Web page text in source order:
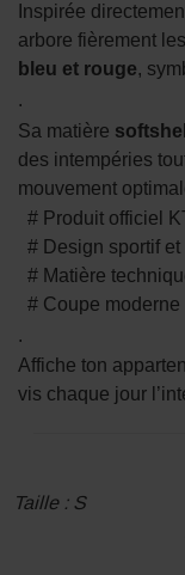
Inspirée
arbore fièrement les
bleu et rouge,
.
Sa matière
des intempéries
mouvement
# Produit officiel
# Design sportif
# Matière
# Coupe
.
Affiche ton
vis chaque jour
Taille : S